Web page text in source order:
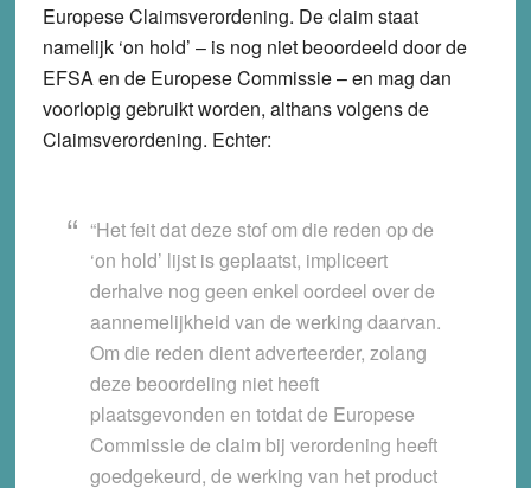
Europese Claimsverordening. De claim staat
namelijk ‘on hold’ – is nog niet beoordeeld door de
EFSA en de Europese Commissie – en mag dan
voorlopig gebruikt worden, althans volgens de
Claimsverordening. Echter:
“Het feit dat deze stof om die reden op de
‘on hold’ lijst is geplaatst, impliceert
derhalve nog geen enkel oordeel over de
aannemelijkheid van de werking daarvan.
Om die reden dient adverteerder, zolang
deze beoordeling niet heeft
plaatsgevonden en totdat de Europese
Commissie de claim bij verordening heeft
goedgekeurd, de werking van het product